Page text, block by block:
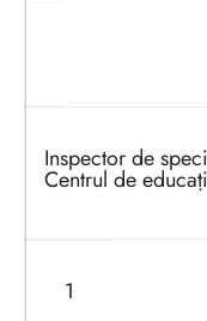
Inspector de
Centrul de
1